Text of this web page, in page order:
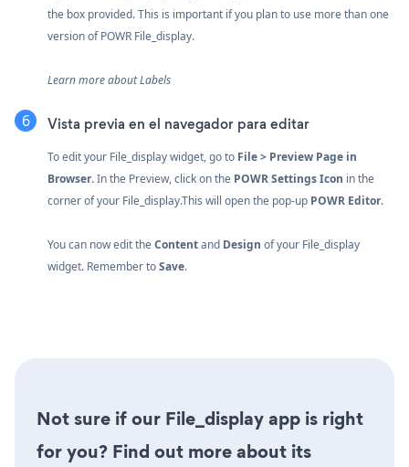
the box provided. This is important if you plan to use more than one
version of POWR File_display.
Learn more about Labels
Vista previa en el navegador para editar
To edit your File_display widget, go to File > Preview Page in
Browser. In the Preview, click on the POWR Settings Icon in the
corner of your File_display.This will open the pop-up POWR Editor.
You can now edit theContentand Design of your File_display
widget. Remember toSave.
Not sure if our File_display app is right
for you? Find out more about its